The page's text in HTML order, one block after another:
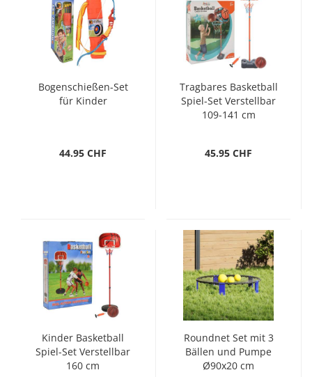
Bogenschießen-Set
für Kinder
44.95 CHF
Tragbares Basketball
Spiel-Set Verstellbar
109-141 cm
45.95 CHF
Kinder Basketball
Spiel-Set Verstellbar
160 cm
Roundnet Set mit 3
Bällen und Pumpe
Ø90x20 cm